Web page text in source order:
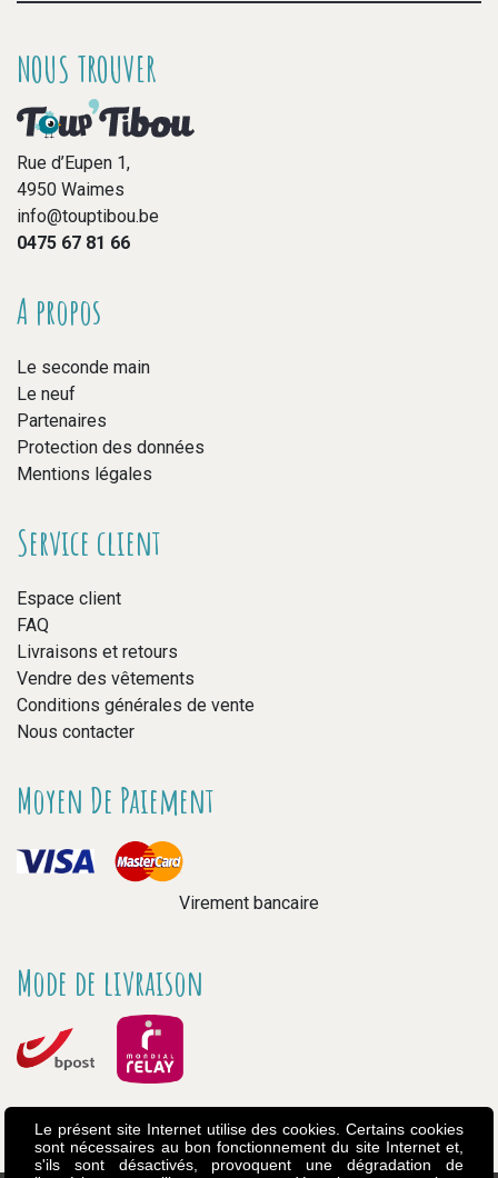
NOUS TROUVER
Rue d’Eupen 1,
4950 Waimes
info@touptibou.be
0475 67 81 66
A propos
Le seconde main
Le neuf
Partenaires
Protection des données
Mentions légales
Service client
Espace client
FAQ
Livraisons et retours
Vendre des vêtements
Conditions générales de vente
Nous contacter
Moyen De Paiement
Virement bancaire
Mode de livraison
Le présent site Internet utilise des cookies. Certains cookies
sont nécessaires au bon fonctionnement du site Internet et,
s'ils sont désactivés, provoquent une dégradation de